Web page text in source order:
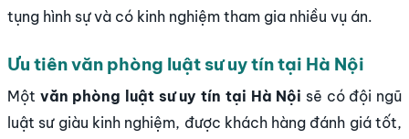
tụng hình sự và có kinh nghiệm tham gia nhiều vụ án.
Ưu tiên văn phòng luật sư uy tín tại Hà Nội
Một văn phòng luật sư uy tín tại Hà Nội sẽ có đội ngũ
luật sư giàu kinh nghiệm, được khách hàng đánh giá tốt,